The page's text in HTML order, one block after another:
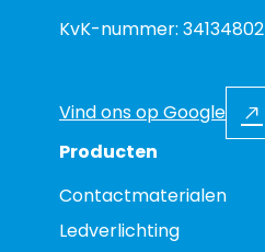
KvK-nummer: 34134802
Vind ons op Google
Producten
Contactmaterialen
Ledverlichting